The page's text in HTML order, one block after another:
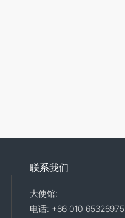
联系我们
大使馆:
电话: +86 010 65326975